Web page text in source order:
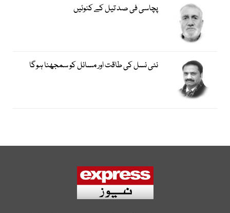
پچاسی فی صد تیل کے کنوئیں
نئی نسل کی طاقت اور مسائل کو سمجھنا ہوگا